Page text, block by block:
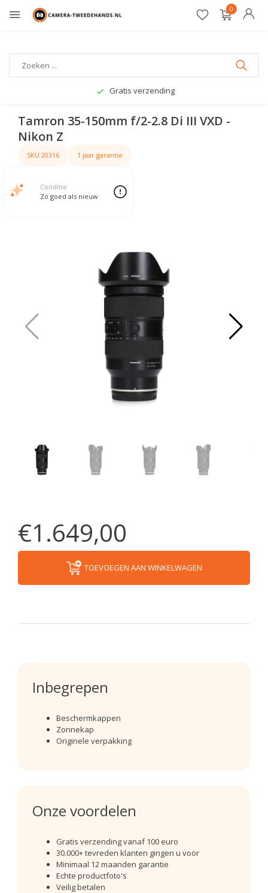
0
Gratis verzending
Tamron 35-150mm f/2-2.8 Di III VXD -
Nikon Z
SKU 20316 1 jaar garantie
Conditie
Zo goed als nieuw
€1.649,00
TOEVOEGEN AAN WINKELWAGEN
Inbegrepen
Beschermkappen
Zonnekap
Originele verpakking
Onze voordelen
Gratis verzending vanaf 100 euro
30.000+ tevreden klanten gingen u voor
Minimaal 12 maanden garantie
Echte productfoto's
Veilig betalen